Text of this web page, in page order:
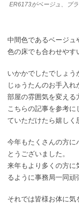
ER6173がベージュ、ブ
中間色であるベージュ
色の床でも合わせやす
いかかでしたでしょう
じゅうたんのお手入
部屋の雰囲気を変える
こちらの記事を参考
ていただけたら嬉しく
今年もたくさんの方に
とうございました。
来年もより多くの方に
るように事務局一同頑
それでは皆様お体に気